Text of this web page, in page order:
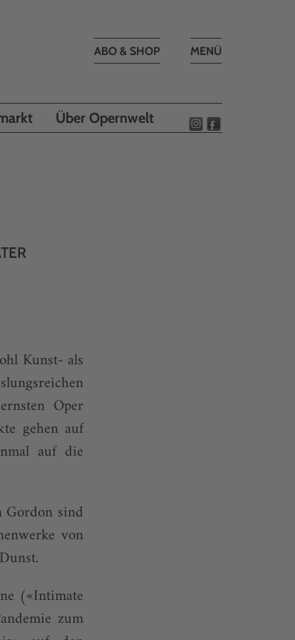
Toggle
MENÜ
ABO & SHOP
Über Opernwelt
Kunst- als
Oper
gehen auf
auf die
Gordon sind
von
(«Intimate
zum